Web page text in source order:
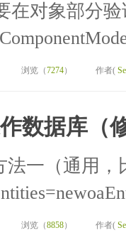
在对象部分
浏览（7274） 作者(
数据库（
法一（通用
浏览（8858） 作者(